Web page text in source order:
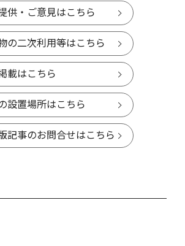
供・ご意見はこちら
の二次利用等はこちら
載はこちら
設置場所はこちら
記事のお問合せはこちら